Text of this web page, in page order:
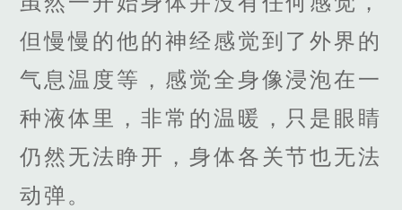
但慢慢的他的神经感觉到了外界的
气息温度等，感觉全身像浸泡在一
种液体里，非常的温暖，只是眼睛
仍然无法睁开，身体各关节也无法
动弹。